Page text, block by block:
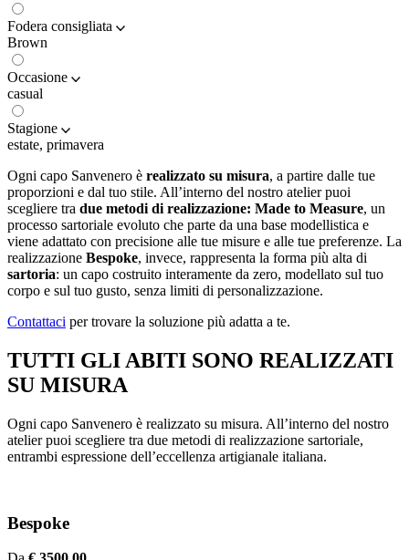
Fodera consigliata
Brown
Occasione
casual
Stagione
estate, primavera
Ogni capo Sanvenero è realizzato su misura, a partire dalle tue
proporzioni e dal tuo stile. All’interno del nostro atelier puoi
scegliere tra due metodi di realizzazione: Made to Measure, un
processo sartoriale evoluto che parte da una base modellistica e
viene adattato con precisione alle tue misure e alle tue preferenze. La
realizzazione Bespoke, invece, rappresenta la forma più alta di
sartoria: un capo costruito interamente da zero, modellato sul tuo
corpo e sul tuo gusto, senza limiti di personalizzazione.
Contattaci per trovare la soluzione più adatta a te.
TUTTI GLI ABITI SONO REALIZZATI
SU MISURA
Ogni capo Sanvenero è realizzato su misura. All’interno del nostro
atelier puoi scegliere tra due metodi di realizzazione sartoriale,
entrambi espressione dell’eccellenza artigianale italiana.
Bespoke